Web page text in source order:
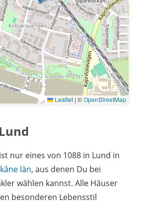
Leaflet | ©OpenStreetMap
nur eines von 1088 in Lund in
län, aus denen Du bei
wählen kannst. Alle Häuser
besonderen Lebensstil